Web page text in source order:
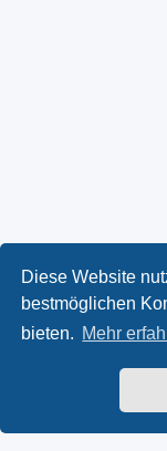
Diese Website
bestmöglichen
bieten. Mehr